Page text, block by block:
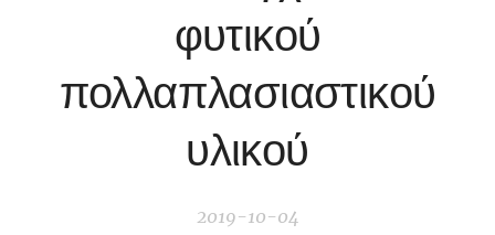
φυτικού
πολλαπλασιαστικού
υλικού
2019-10-04